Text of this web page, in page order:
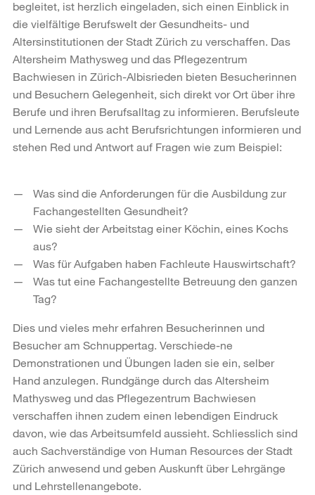
begleitet, ist herzlich eingeladen, sich einen Einblick in
die vielfältige Berufswelt der Gesundheits- und
Altersinstitutionen der Stadt Zürich zu verschaffen. Das
Altersheim Mathysweg und das Pflegezentrum
Bachwiesen in Zürich-Albisrieden bieten Besucherinnen
und Besuchern Gelegenheit, sich direkt vor Ort über ihre
Berufe und ihren Berufsalltag zu informieren. Berufsleute
und Lernende aus acht Berufsrichtungen informieren und
stehen Red und Antwort auf Fragen wie zum Beispiel:
Was sind die Anforderungen für die Ausbildung zur
Fachangestellten Gesundheit?
Wie sieht der Arbeitstag einer Köchin, eines Kochs
aus?
Was für Aufgaben haben Fachleute Hauswirtschaft?
Was tut eine Fachangestellte Betreuung den ganzen
Tag?
Dies und vieles mehr erfahren Besucherinnen und
Besucher am Schnuppertag. Verschiede-ne
Demonstrationen und Übungen laden sie ein, selber
Hand anzulegen. Rundgänge durch das Altersheim
Mathysweg und das Pflegezentrum Bachwiesen
verschaffen ihnen zudem einen lebendigen Eindruck
davon, wie das Arbeitsumfeld aussieht. Schliesslich sind
auch Sachverständige von Human Resources der Stadt
Zürich anwesend und geben Auskunft über Lehrgänge
und Lehrstellenangebote.